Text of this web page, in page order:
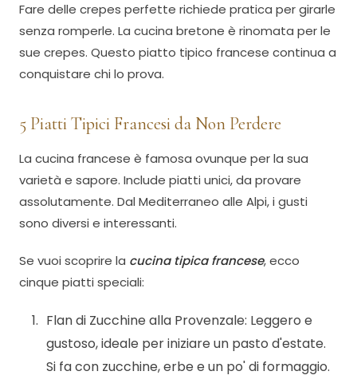
Fare delle crepes perfette richiede pratica per girarle
senza romperle. La cucina bretone è rinomata per le
sue crepes. Questo piatto tipico francese continua a
conquistare chi lo prova.
5 Piatti Tipici Francesi da Non Perdere
La cucina francese è famosa ovunque per la sua
varietà e sapore. Include piatti unici, da provare
assolutamente. Dal Mediterraneo alle Alpi, i gusti
sono diversi e interessanti.
Se vuoi scoprire la cucina tipica francese, ecco
cinque piatti speciali:
Flan di Zucchine alla Provenzale: Leggero e
gustoso, ideale per iniziare un pasto d'estate.
Si fa con zucchine, erbe e un po' di formaggio.